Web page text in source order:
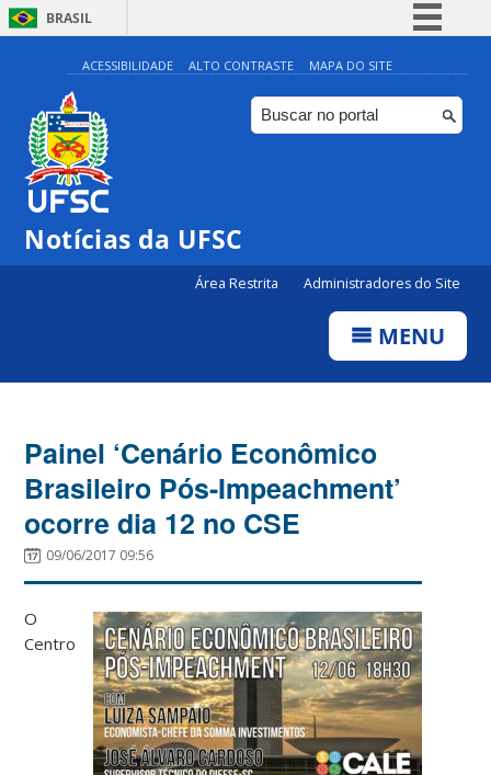
BRASIL
Simplifique!
Comunica BR
Participe
ACESSIBILIDADE ALTO CONTRASTE MAPA DO SITE
Notícias da UFSC
Área Restrita Administradores do Site
MENU
Painel ‘Cenário Econômico
Brasileiro Pós-Impeachment’
ocorre dia 12 no CSE
09/06/2017 09:56
O
Centro